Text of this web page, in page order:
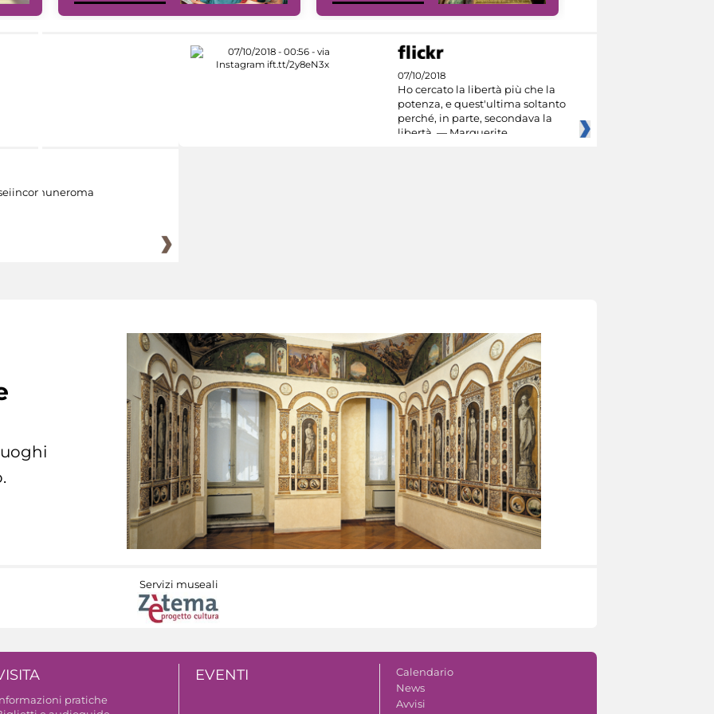
07/10/2018
Ho cercato la libertà più che la
potenza, e quest'ultima soltanto
perché, in parte, secondava la
libertà. — Marguerite
Servizi museali
pratiche
EVENTI
Calendario
News
Avvisi